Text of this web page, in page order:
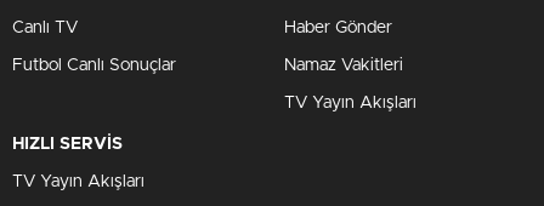
Canlı TV
Futbol Canlı Sonuçlar
Haber Gönder
Namaz Vakitleri
TV Yayın Akışları
HIZLI SERVİS
TV Yayın Akışları